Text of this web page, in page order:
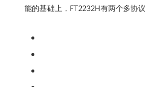
能的基础上，FT2232H有两个多协